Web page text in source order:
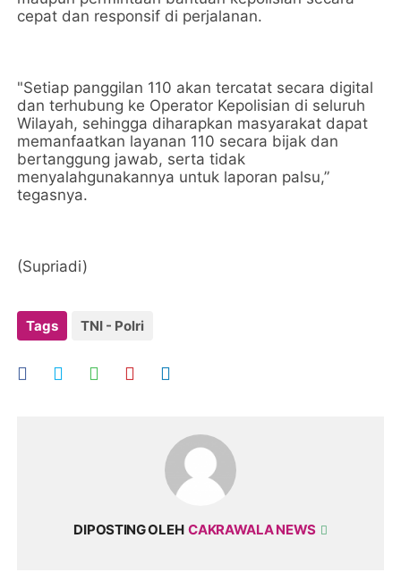
cepat dan responsif di perjalanan.
"Setiap panggilan 110 akan tercatat secara digital
dan terhubung ke Operator Kepolisian di seluruh
Wilayah, sehingga diharapkan masyarakat dapat
memanfaatkan layanan 110 secara bijak dan
bertanggung jawab, serta tidak
menyalahgunakannya untuk laporan palsu,”
tegasnya.
(Supriadi)
Tags TNI - Polri
DIPOSTING OLEH CAKRAWALA NEWS